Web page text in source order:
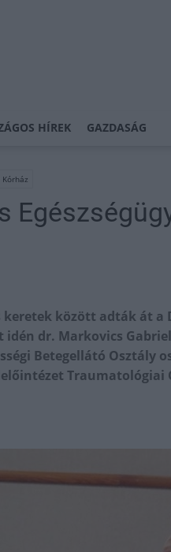
HÍREK GAZDASÁG
között adták át a
idén dr. Markovics
Betegellátó Osztály